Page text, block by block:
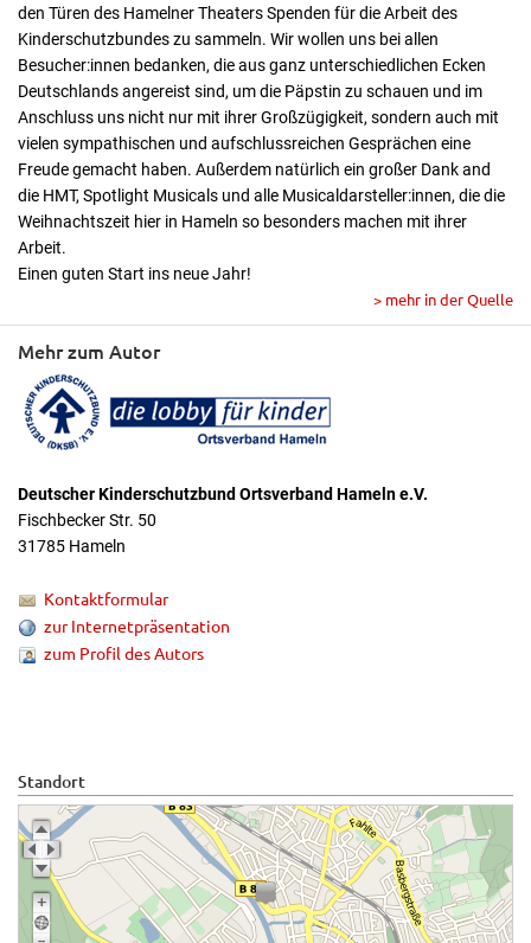
den Türen des Hamelner Theaters Spenden für die Arbeit des
Kinderschutzbundes zu sammeln. Wir wollen uns bei allen
Besucher:innen bedanken, die aus ganz unterschiedlichen Ecken
Deutschlands angereist sind, um die Päpstin zu schauen und im
Anschluss uns nicht nur mit ihrer Großzügigkeit, sondern auch mit
vielen sympathischen und aufschlussreichen Gesprächen eine
Freude gemacht haben. Außerdem natürlich ein großer Dank and
die HMT, Spotlight Musicals und alle Musicaldarsteller:innen, die die
Weihnachtszeit hier in Hameln so besonders machen mit ihrer
Arbeit.
Einen guten Start ins neue Jahr!
> mehr in der Quelle
Mehr zum Autor
Deutscher Kinderschutzbund Ortsverband Hameln e.V.
Fischbecker Str. 50
31785 Hameln
Kontaktformular
zur Internetpräsentation
zum Profil des Autors
Standort